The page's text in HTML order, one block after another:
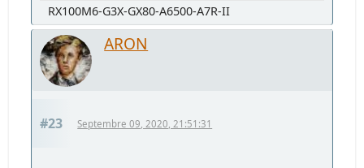
RX100M6-G3X-GX80-A6500-A7R-II
ARON
#23 Septembre 09, 2020, 21:51:31